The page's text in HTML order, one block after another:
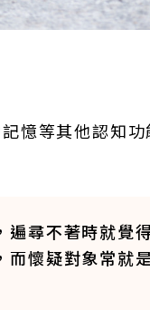
憶等其他認知
遍尋不著時就覺
而懷疑對象常就